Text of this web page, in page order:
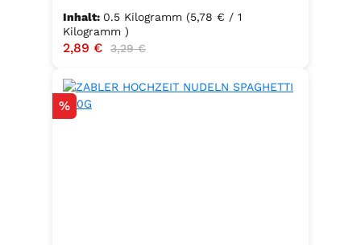
Inhalt: 0.5 Kilogramm (5,78 € / 1
Kilogramm )
Verkaufspreis:
2,89 € Regulärer Preis:
3,29 €
Rabatt
%